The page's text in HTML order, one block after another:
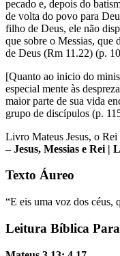
pecado e, depois do
de volta do povo para
filho de Deus, ele não
que sobre o Messias, que
de Deus (Rm 11.22) (p.
[Quanto ao inicio do
especial mente às
maior parte de sua vida
grupo de discípulos (p.
Livro Mateus Jesus, o
– Jesus, Messias e Rei |
Texto Áureo
“E eis uma voz dos céus,
Leitura Bíblica